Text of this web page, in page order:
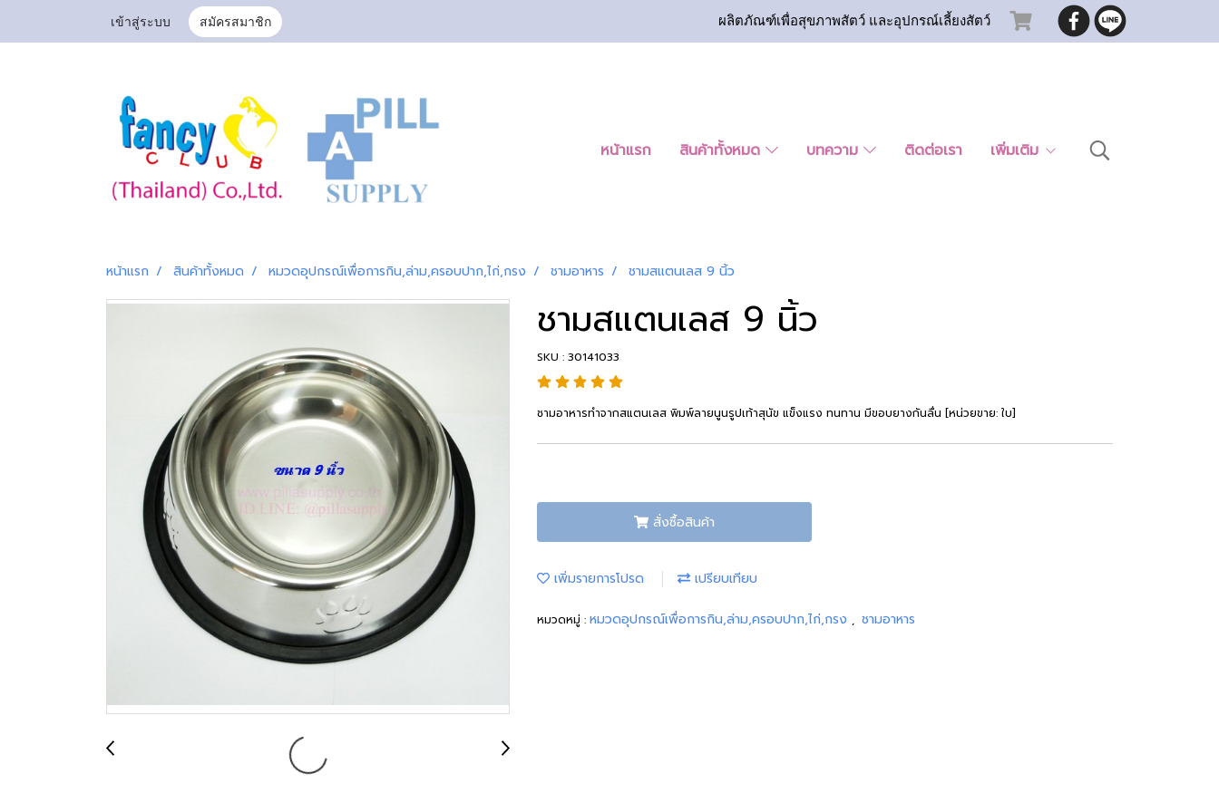
เข้าสู่ระบบ สมัครสมาชิก ผลิตภัณฑ์เพื่อสุขภาพสัตว์ และอุปกรณ์เลี้ยงสัตว์
หน้าแรก สินค้าทั้งหมด บทความ ติดต่อเรา เพิ่มเติม
หน้าแรก สินค้าทั้งหมด หมวดอุปกรณ์เพื่อการกิน,ล่าม,ครอบปาก,ไก่,กรง ชามอาหาร ชามสแตนเลส 9 นิ้ว
ชามสแตนเลส 9 นิ้ว
SKU : 30141033
ชามอาหารทำจากสแตนเลส พิมพ์ลายนูนรูปเท้าสุนัข แข็งแรง ทนทาน มีขอบยางกันลื่น [หน่วยขาย: ใบ]
สั่งซื้อสินค้า
เพิ่มรายการโปรด เปรียบเทียบ
หมวดหมู่ : หมวดอุปกรณ์เพื่อการกิน,ล่าม,ครอบปาก,ไก่,กรง , ชามอาหาร